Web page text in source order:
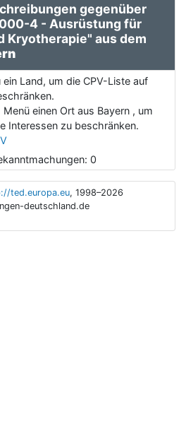
gegenüber
4 - Ausrüstung für
Kryotherapie" aus dem
Land, um die CPV-Liste auf
einen Ort aus Bayern , um
Interessen zu beschränken.
0
ted.europa.eu, 1998–2026
deutschland.de